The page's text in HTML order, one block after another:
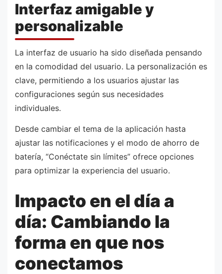
Interfaz amigable y
personalizable
La interfaz de usuario ha sido diseñada pensando
en la comodidad del usuario. La personalización es
clave, permitiendo a los usuarios ajustar las
configuraciones según sus necesidades
individuales.
Desde cambiar el tema de la aplicación hasta
ajustar las notificaciones y el modo de ahorro de
batería, “Conéctate sin límites” ofrece opciones
para optimizar la experiencia del usuario.
Impacto en el día a
día: Cambiando la
forma en que nos
conectamos